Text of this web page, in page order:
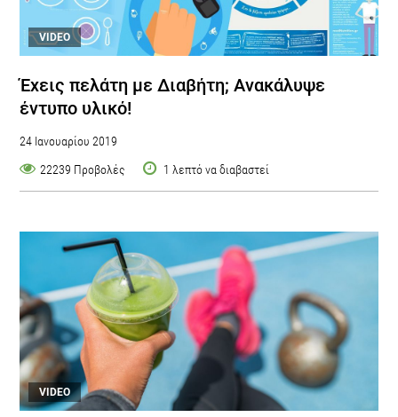
VIDEO
Έχεις πελάτη με Διαβήτη; Ανακάλυψε
έντυπο υλικό!
24 Ιανουαρίου 2019
22239 Προβολές
1 λεπτό να διαβαστεί
VIDEO